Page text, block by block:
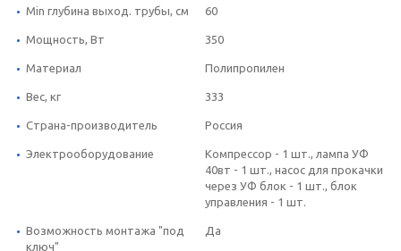
Min глубина выход. трубы, см 60
Мощность, Вт 350
Материал Полипропилен
Вес, кг 333
Страна-производитель Россия
Электрооборудование
Компрессор - 1 шт., лампа УФ
40вт - 1 шт., насос для прокачки
через УФ блок - 1 шт., блок
управления - 1 шт.
Возможность монтажа "под
ключ"
Да